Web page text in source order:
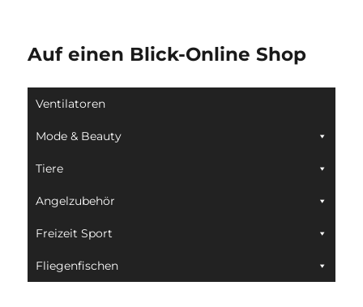
Auf einen Blick-Online Shop
Ventilatoren
Mode & Beauty
Tiere
Angelzubehör
Freizeit Sport
Fliegenfischen